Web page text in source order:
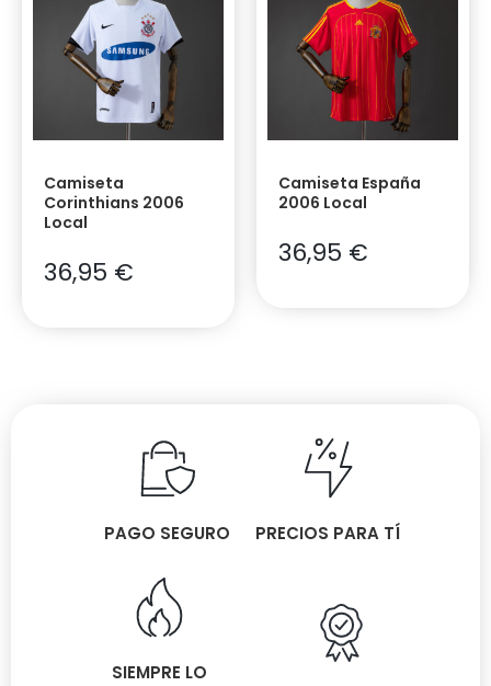
Camiseta
Corinthians 2006
Local
36,95 €
Camiseta España
2006 Local
36,95 €
PAGO SEGURO PRECIOS PARA TÍ
SIEMPRE LO